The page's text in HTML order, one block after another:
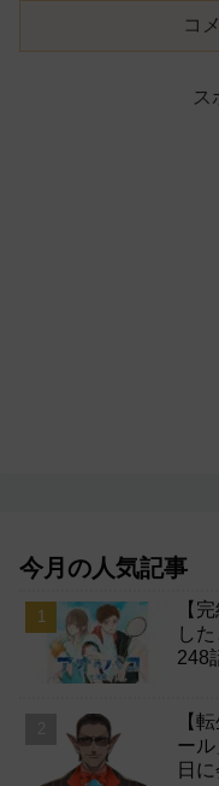
コ
ス
今月の人気記事
【
し
248
【
ー
日